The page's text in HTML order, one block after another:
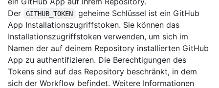
Der
GITHUB_TOKEN
geheime Schlüssel ist ein GitHub
App Installationszugriffstoken. Sie können das
Installationszugriffstoken verwenden, um sich im
Namen der auf deinem Repository installierten GitHub
App zu authentifizieren. Die Berechtigungen des
Tokens sind auf das Repository beschränkt, in dem
sich der Workflow befindet. Weitere Informationen